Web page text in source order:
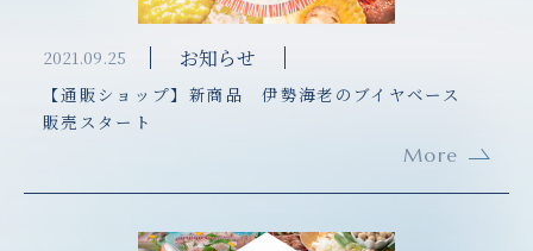
2021.09.25 お知らせ
【通販ショップ】新商品 伊勢海老のブイヤベース
販売スタート
More